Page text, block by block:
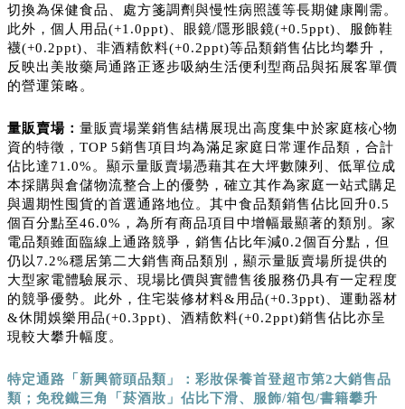
切換為保健食品、處方箋調劑與慢性病照護等長期健康剛需。
此外，個人用品(+1.0ppt)、眼鏡/隱形眼鏡(+0.5ppt)、服飾鞋
襪(+0.2ppt)、非酒精飲料(+0.2ppt)等品類銷售佔比均攀升，
反映出美妝藥局通路正逐步吸納生活便利型商品與拓展客單價
的營運策略。
量販賣場： 量販賣場業銷售結構展現出高度集中於家庭核心物
資的特徵，TOP 5銷售項目均為滿足家庭日常運作品類，合計
佔比達71.0%。顯示量販賣場憑藉其在大坪數陳列、低單位成
本採購與倉儲物流整合上的優勢，確立其作為家庭一站式購足
與週期性囤貨的首選通路地位。其中食品類銷售佔比回升0.5
個百分點至46.0%，為所有商品項目中增幅最顯著的類別。家
電品類雖面臨線上通路競爭，銷售佔比年減0.2個百分點，但
仍以7.2%穩居第二大銷售商品類別，顯示量販賣場所提供的
大型家電體驗展示、現場比價與實體售後服務仍具有一定程度
的競爭優勢。此外，住宅裝修材料&用品(+0.3ppt)、運動器材
&休閒娛樂用品(+0.3ppt)、酒精飲料(+0.2ppt)銷售佔比亦呈
現較大攀升幅度。
特定通路「新興箭頭品類」：彩妝保養首登超市第2大銷售品
類；免稅鐵三角「菸酒妝」佔比下滑、服飾/箱包/書籍攀升